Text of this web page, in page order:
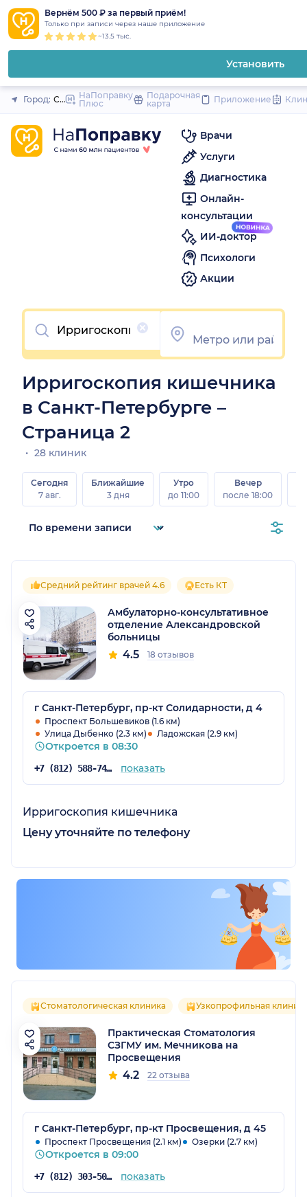
Вернём 500 ₽ за первый приём!
Только при записи через наше приложение
~13.5 тыс.
Установить
Закрыть
Город: Санкт-Петербург
НаПоправку
Плюс
Подарочная
карта
Приложение
Врачи
Услуги
Диагностика
Онлайн-
консультации
ИИ-доктор
Психологи
Акции
Очистить
Ирригоскопия кишечника
в Санкт-Петербурге –
Страница 2
28 клиник
Сегодня
7 авг.
Ближайшие
3 дня
Утро
до 11:00
Вечер
после 18:00
Средний рейтинг врачей 4.6 Есть КТ
Амбулаторно-консультативное
отделение Александровской
больницы
4.5 18 отзывов
г Санкт-Петербург, пр-кт Солидарности, д 4
Проспект Большевиков (1.6 км)
Улица Дыбенко (2.3 км)
Ладожская (2.9 км)
Откроется в 08:30
+7 (812) 588-74-51 показать
Ирригоскопия кишечника
Цену уточняйте по телефону
Стоматологическая клиника Узкопрофильная
Практическая Стоматология
СЗГМУ им. Мечникова на
Просвещения
4.2 22 отзыва
г Санкт-Петербург, пр-кт Просвещения, д 45
Проспект Просвещения (2.1 км) Озерки (2.7 км)
Откроется в 09:00
+7 (812) 303-50-00 показать